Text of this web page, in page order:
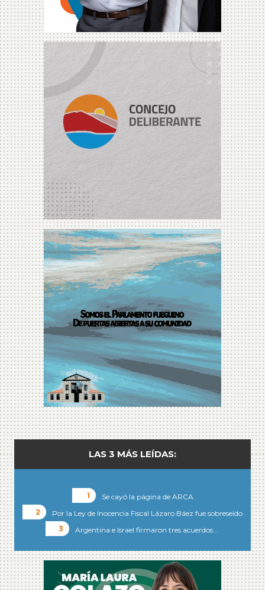
LAS 3 MÁS LEÍDAS:
Se cayó la página de ARCA
Por la Ley de Inocencia Fiscal Lázaro Báez fue sobreseído
Argentina e Israel firmaron tres acuerdos:…